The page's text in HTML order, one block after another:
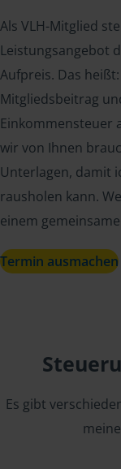
Als VLH-Mitglied
Leistungsangebot
Aufpreis. Das
Mitgliedsbeitrag
Einkommensteuer
wir von Ihnen
Unterlagen, damit
rausholen kann.
einem
Termin ausmachen
Es gibt